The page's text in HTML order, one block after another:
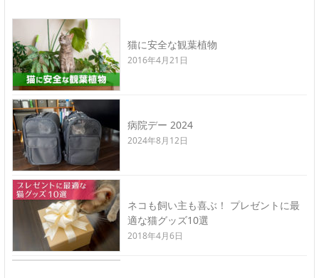
猫に安全な観葉植物
2016年4月21日
病院デー 2024
2024年8月12日
ネコも飼い主も喜ぶ！ プレゼントに最
適な猫グッズ10選
2018年4月6日